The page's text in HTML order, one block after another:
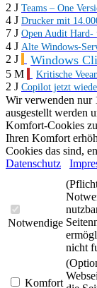
2 J Teams – One
4 J Drucker mit
7 J Open Audit Hard-
4 J Alte Windows-
2 J Windows
5 M Kritische
2 J Copilot jetzt
Wir verwenden nur
ausgestellt werden
Komfort-Cookies
Ihren Komfort
Cookies das sind,
Datenschutz
Notwendige
nicht
Komfort